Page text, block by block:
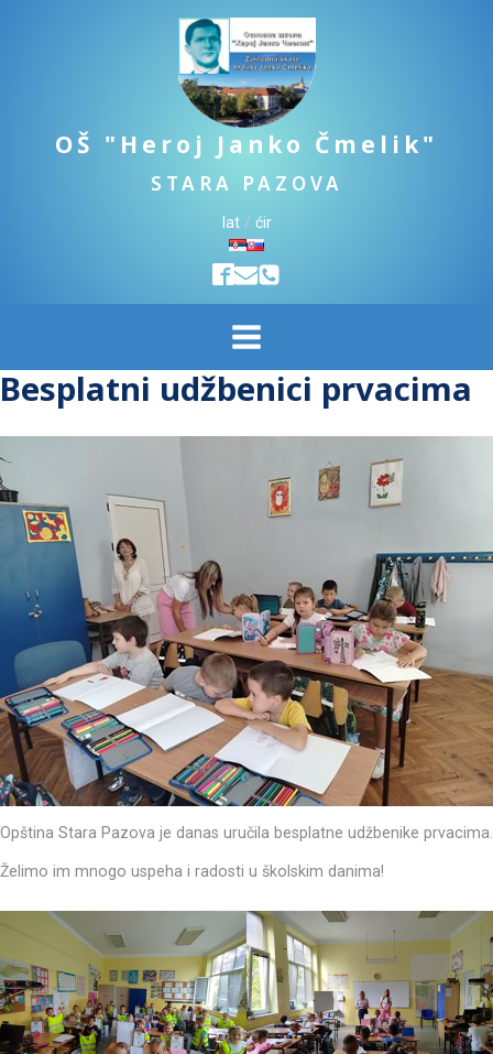
OŠ "Heroj Janko Čmelik"
STARA PAZOVA
lat/ ćir
Besplatni udžbenici prvacima
Opština Stara Pazova je danas uručila besplatne udžbenike prvacima.
Želimo im mnogo uspeha i radosti u školskim danima!